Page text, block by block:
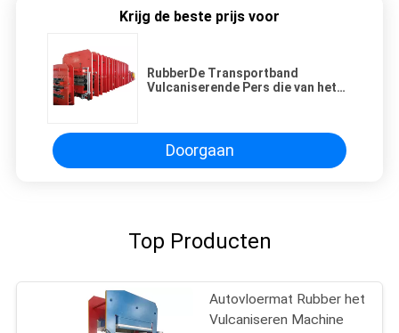
Krijg de beste prijs voor
RubberDe Transportband
Vulcaniserende Pers die van het
Doorgaan
Top Producten
Autovloermat Rubber het
Vulcaniseren Machine